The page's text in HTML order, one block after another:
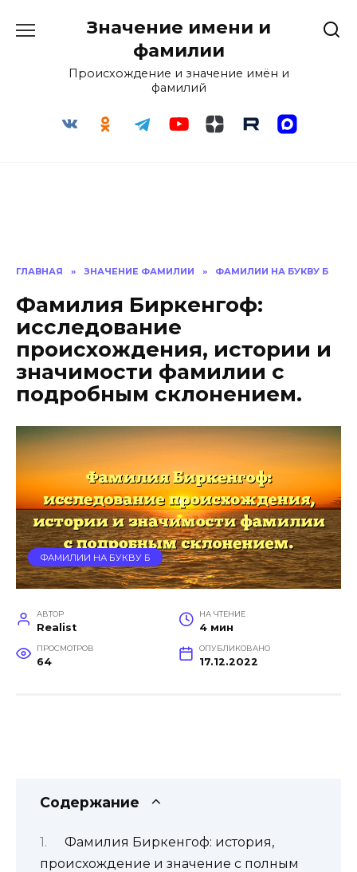
Значение имени и
фамилии
Происхождение и значение имён и
фамилий
ГЛАВНАЯ » ЗНАЧЕНИЕ ФАМИЛИИ » ФАМИЛИИ НА БУКВУ Б
Фамилия Биркенгоф:
исследование
происхождения, истории и
значимости фамилии с
подробным склонением.
ФАМИЛИИ НА БУКВУ Б
АВТОР
Realist
НА ЧТЕНИЕ
4 мин
ПРОСМОТРОВ
64
ОПУБЛИКОВАНО
17.12.2022
Содержание
Фамилия Биркенгоф: история,
происхождение и значение с полным